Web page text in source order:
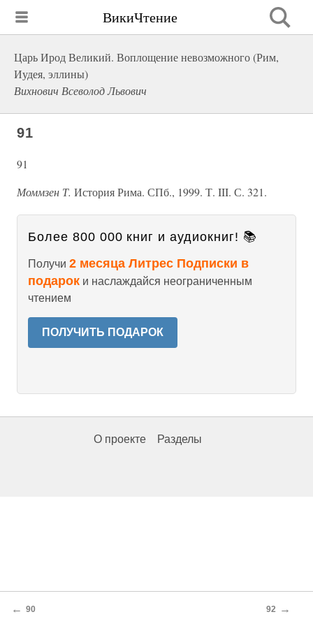
ВикиЧтение
Царь Ирод Великий. Воплощение невозможного (Рим,
Иудея, эллины)
Вихнович Всеволод Львович
91
91
Моммзен Т. История Рима. СПб., 1999. Т. III. С. 321.
Более 800 000 книг и аудиокниг! 📚
Получи 2 месяца Литрес Подписки в
подарок и наслаждайся неограниченным
чтением
ПОЛУЧИТЬ ПОДАРОК
О проекте Разделы
← 90 92 →